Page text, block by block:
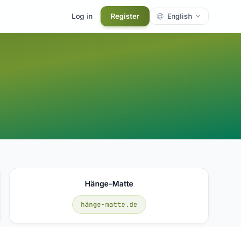
Log in Register English
Hänge-Matte
hänge-matte.de